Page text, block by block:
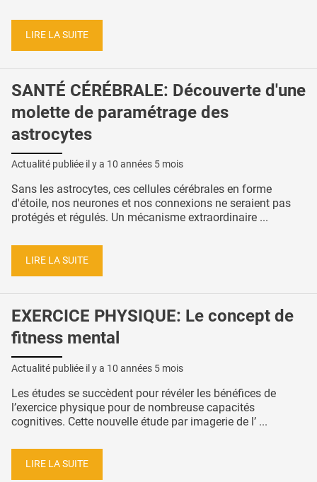
LIRE LA SUITE
SANTÉ CÉRÉBRALE: Découverte d'une
molette de paramétrage des
astrocytes
Actualité publiée il y a 10 années 5 mois
Sans les astrocytes, ces cellules cérébrales en forme
d'étoile, nos neurones et nos connexions ne seraient pas
protégés et régulés. Un mécanisme extraordinaire ...
LIRE LA SUITE
EXERCICE PHYSIQUE: Le concept de
fitness mental
Actualité publiée il y a 10 années 5 mois
Les études se succèdent pour révéler les bénéfices de
l’exercice physique pour de nombreuse capacités
cognitives. Cette nouvelle étude par imagerie de l’ ...
LIRE LA SUITE